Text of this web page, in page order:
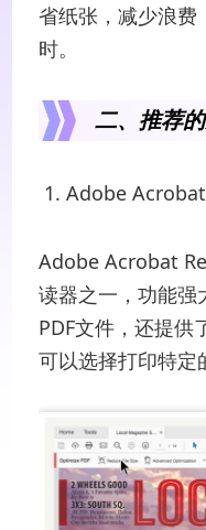
省纸张，减少浪费
时。
二、推荐
1. Adobe
Adobe Acrobat
读器之一，功能强
PDF文件，还提供
可以选择打印特定